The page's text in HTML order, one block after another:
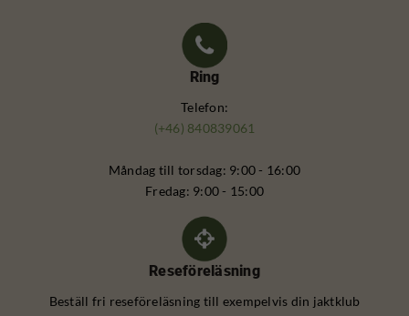
Ring
Telefon:
(+46) 840839061
Måndag till torsdag: 9:00 - 16:00
Fredag: 9:00 - 15:00
Reseföreläsning
Beställ fri reseföreläsning till exempelvis din jaktklub